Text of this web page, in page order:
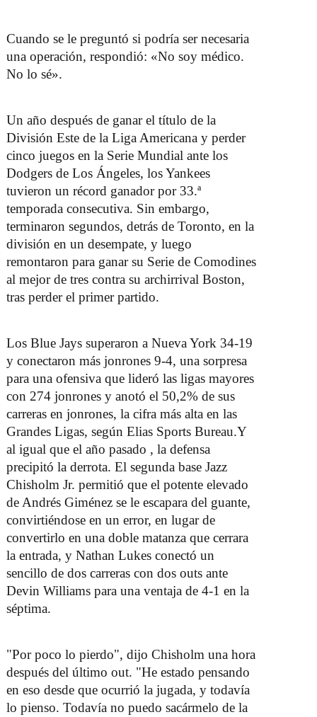
Cuando se le preguntó si podría ser necesaria
una operación, respondió: «No soy médico.
No lo sé».
Un año después de ganar el título de la
División Este de la Liga Americana y perder
cinco juegos en la Serie Mundial ante los
Dodgers de Los Ángeles, los Yankees
tuvieron un récord ganador por 33.ª
temporada consecutiva. Sin embargo,
terminaron segundos, detrás de Toronto, en la
división en un desempate, y luego
remontaron para ganar su Serie de Comodines
al mejor de tres contra su archirrival Boston,
tras perder el primer partido.
Los Blue Jays superaron a Nueva York 34-19
y conectaron más jonrones 9-4, una sorpresa
para una ofensiva que lideró las ligas mayores
con 274 jonrones y anotó el 50,2% de sus
carreras en jonrones, la cifra más alta en las
Grandes Ligas, según Elias Sports Bureau.Y
al igual que el año pasado , la defensa
precipitó la derrota. El segunda base Jazz
Chisholm Jr. permitió que el potente elevado
de Andrés Giménez se le escapara del guante,
convirtiéndose en un error, en lugar de
convertirlo en una doble matanza que cerrara
la entrada, y Nathan Lukes conectó un
sencillo de dos carreras con dos outs ante
Devin Williams para una ventaja de 4-1 en la
séptima.
"Por poco lo pierdo", dijo Chisholm una hora
después del último out. "He estado pensando
en eso desde que ocurrió la jugada, y todavía
lo pienso. Todavía no puedo sacármelo de la